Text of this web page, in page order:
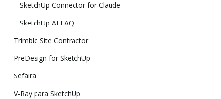
SketchUp Connector for Claude
SketchUp AI FAQ
Trimble Site Contractor
PreDesign for SketchUp
Sefaira
V-Ray para SketchUp